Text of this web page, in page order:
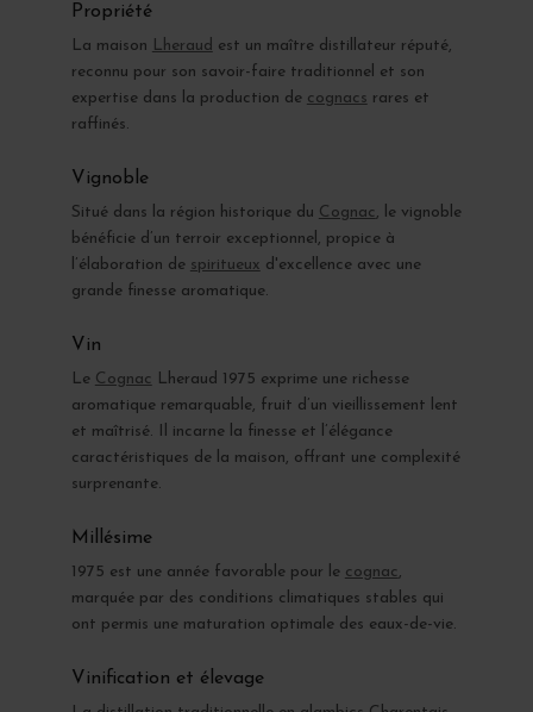
Propriété
La maison Lheraud est un maître distillateur réputé,
reconnu pour son savoir-faire traditionnel et son
expertise dans la production de cognacs rares et
raffinés.
Vignoble
Situé dans la région historique du Cognac , le vignoble
bénéficie d’un terroir exceptionnel, propice à
l’élaboration de spiritueux d'excellence avec une
grande finesse aromatique.
Vin
Le Cognac Lheraud 1975 exprime une richesse
aromatique remarquable, fruit d’un vieillissement lent
et maîtrisé. Il incarne la finesse et l’élégance
caractéristiques de la maison, offrant une complexité
surprenante.
Millésime
1975 est une année favorable pour le cognac ,
marquée par des conditions climatiques stables qui
ont permis une maturation optimale des eaux-de-vie.
Vinification et élevage